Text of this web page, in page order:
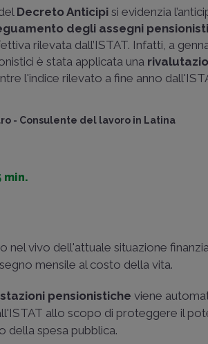
Decreto Anticipisi evidenzia
degli assegni
rilevata dall’ISTAT. Infatti, a
è stata applicata una
l'indice rilevato a fine anno
- Consulente del lavoro in Latina
min.
vivo dell'attuale situazione
mensile al costo della vita.
pensionistiche viene
allo scopo di proteggere il
della spesa pubblica.